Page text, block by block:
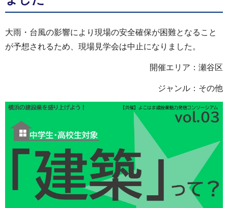
大雨・台風の影響により現場の安全確保が困難となること
が予想されるため、現場見学会は中止になりました。
開催エリア：瀬谷区
ジャンル：その他